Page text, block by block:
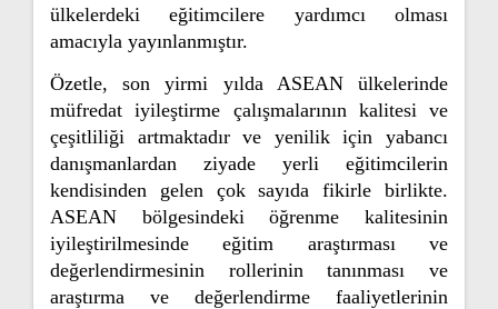
ülkelerdeki eğitimcilere yardımcı olması
amacıyla yayınlanmıştır.
Özetle, son yirmi yılda ASEAN ülkelerinde
müfredat iyileştirme çalışmalarının kalitesi ve
çeşitliliği artmaktadır ve yenilik için yabancı
danışmanlardan ziyade yerli eğitimcilerin
kendisinden gelen çok sayıda fikirle birlikte.
ASEAN bölgesindeki öğrenme kalitesinin
iyileştirilmesinde eğitim araştırması ve
değerlendirmesinin rollerinin tanınması ve
araştırma ve değerlendirme faaliyetlerinin